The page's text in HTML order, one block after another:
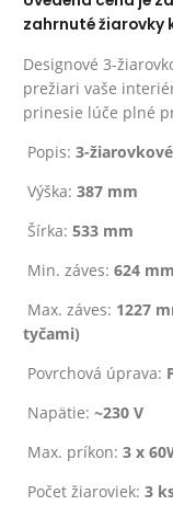
zahrnuté žiarovky
Designové 3-
prežiari vaše
prinesie lúče plné
Popis:3-
Výška:387 mm
Šírka:533 mm
Min. záves:624 mm
Max. záves: 1227
tyčami)
Povrchová úprava:
Napätie:~230 V
Max. príkon:3 x
Počet žiaroviek:3